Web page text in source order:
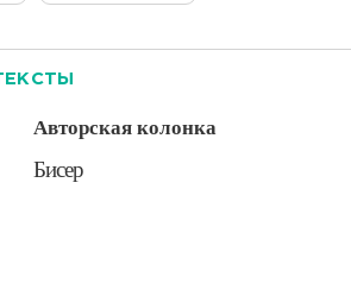
Авторская колонка
​Бисер